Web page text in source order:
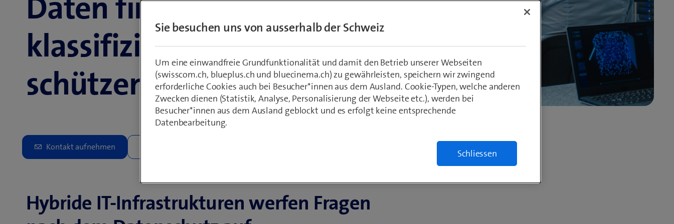
klassifizieren und
schützen
Hybride IT-Infrastrukturen werfen Fragen
Sie besuchen uns von ausserhalb der Schweiz
Um eine einwandfreie Grundfunktionalität und damit den Betrieb unserer Webseiten
(swisscom.ch, blueplus.ch und bluecinema.ch) zu gewährleisten, speichern wir zwingend
erforderliche Cookies auch bei Besucher*innen aus dem Ausland. Cookie-Typen, welche anderen
Zwecken dienen (Statistik, Analyse, Personalisierung der Webseite etc.), werden bei
Besucher*innen aus dem Ausland geblockt und es erfolgt keine entsprechende
Datenbearbeitung.
Schliessen